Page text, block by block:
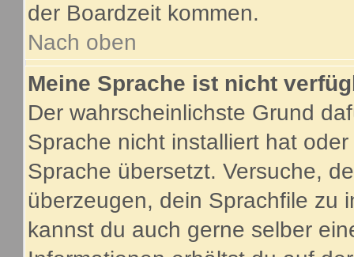
der Boardzeit kommen.
Nach oben
Meine Sprache ist nicht
Der wahrscheinlichste Grund
Sprache nicht installiert hat
Sprache übersetzt. Versuche,
überzeugen, dein Sprachfile zu
kannst du auch gerne selber